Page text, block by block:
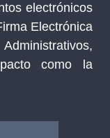
electrónicos
Electrónica
como la